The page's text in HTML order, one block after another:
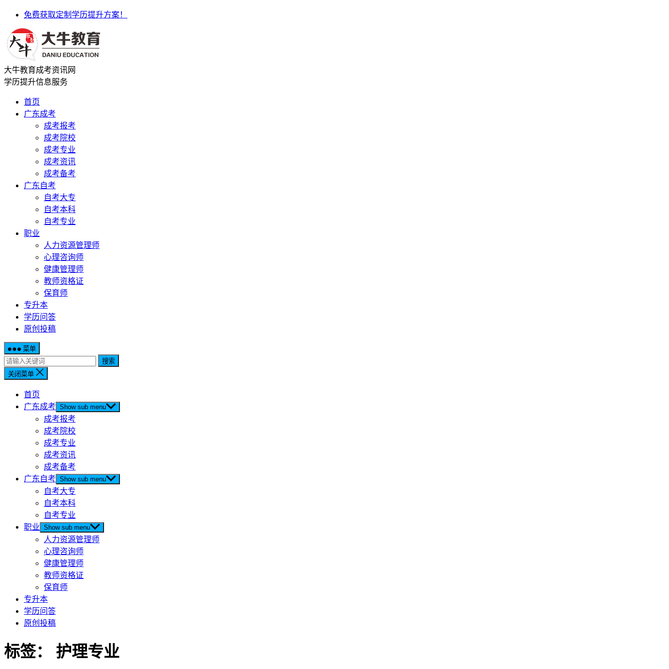
免费获取定制学历提升方案！
大牛教育成考资讯网
学历提升信息服务
首页
广东成考
成考报考
成考院校
成考专业
成考资讯
成考备考
广东自考
自考大专
自考本科
自考专业
职业
人力资源管理师
心理咨询师
健康管理师
教师资格证
保育师
专升本
学历问答
原创投稿
菜单
搜索
关闭菜单
首页
广东成考 Show sub menu
成考报考
成考院校
成考专业
成考资讯
成考备考
广东自考 Show sub menu
自考大专
自考本科
自考专业
职业 Show sub menu
人力资源管理师
心理咨询师
健康管理师
教师资格证
保育师
专升本
学历问答
原创投稿
标签： 护理专业